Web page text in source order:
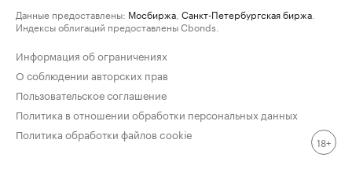
Данные предоставлены: Мосбиржа Санкт-Петербургская биржа
Индексы облигаций предоставлены Cbonds.
Информация об ограничениях
О соблюдении авторских прав
Пользовательское соглашение
Политика в отношении обработки персональных данных
Политика обработки файлов cookie
18+